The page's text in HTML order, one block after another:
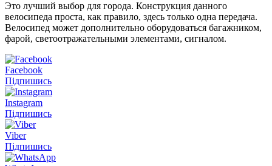
Это лучший выбор для города. Конструкция данного
велосипеда проста, как правило, здесь только одна передача.
Велосипед может дополнительно оборудоваться багажником,
фарой, светоотражательными элементами, сигналом.
Facebook
Підпишись
Instagram
Підпишись
Viber
Підпишись